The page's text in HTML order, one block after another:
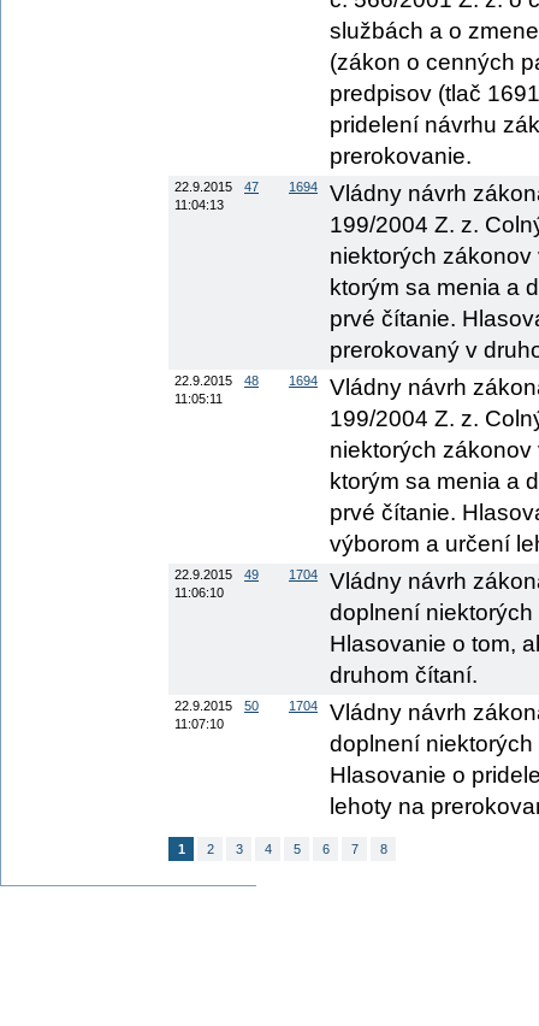
službách a o
(zákon o cenných
predpisov (tlač
pridelení návrhu
prerokovanie.
22.9.2015
11:04:13
47 1694
Vládny návrh
199/2004 Z. z.
niektorých
ktorým sa menia a
prvé čítanie.
prerokovaný v
22.9.2015
11:05:11
48 1694
Vládny návrh
199/2004 Z. z.
niektorých
ktorým sa menia a
prvé čítanie.
výborom a určení
22.9.2015
11:06:10
49 1704
Vládny návrh
doplnení
Hlasovanie o tom,
druhom čítaní.
22.9.2015
11:07:10
50 1704
Vládny návrh
doplnení
Hlasovanie o
lehoty na
1 2 3 4 5 6 7 8